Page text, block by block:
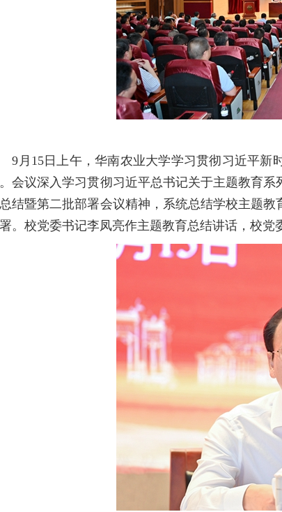
15日上午，华南农业大学学习贯彻习近平新
会议深入学习贯彻习近平总书记关于主题教育
结暨第二批部署会议精神，系统总结学校主题
。校党委书记李凤亮作主题教育总结讲话，校党